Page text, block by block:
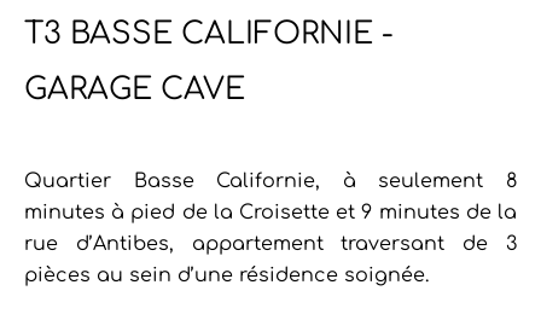
T3 BASSE CALIFORNIE -
GARAGE CAVE
Quartier Basse Californie, à seulement 8
minutes à pied de la Croisette et 9 minutes de la
rue d’Antibes, appartement traversant de 3
pièces au sein d’une résidence soignée.